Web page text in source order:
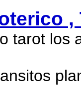
,
tarot los